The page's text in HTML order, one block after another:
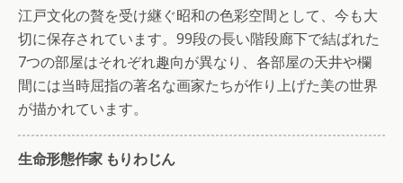
江戸文化の贅を受け継ぐ昭和の色彩空間として、今も大
切に保存されています。99段の長い階段廊下で結ばれた
7つの部屋はそれぞれ趣向が異なり、各部屋の天井や欄
間には当時屈指の著名な画家たちが作り上げた美の世界
が描かれています。
生命形態作家 もりわじん